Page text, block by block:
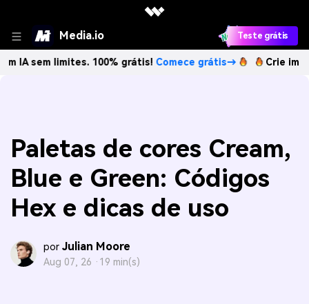
Media.io Teste grátis
limites. 100% grátis!Comece grátis→ Crie imagens
Paletas de cores Cream,
Blue e Green: Códigos
Hex e dicas de uso
por Julian Moore
Aug 07, 26 · 19 min(s)